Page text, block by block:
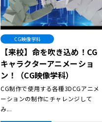
CG映像学科
【来校】命を吹き込め！CG
キャラクターアニメーショ
ン！（CG映像学科）
CG制作で使用する各種3DCGアニメ
ーションの制作にチャレンジして
み...